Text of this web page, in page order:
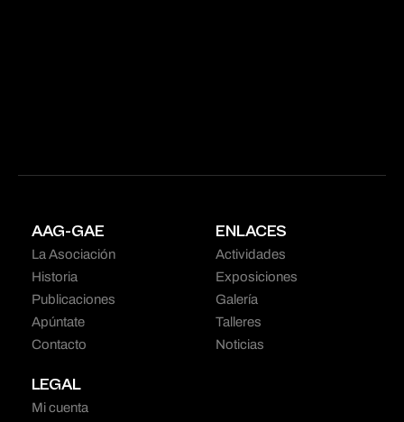
AAG-GAE
La Asociación
Historia
Publicaciones
Apúntate
Contacto
ENLACES
Actividades
Exposiciones
Galería
Talleres
Noticias
LEGAL
Mi cuenta